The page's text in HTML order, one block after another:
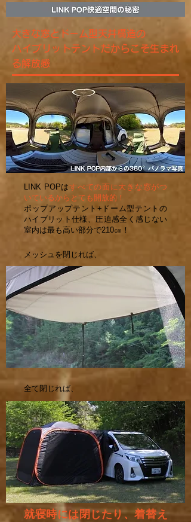
大きな窓とドーム型天井構造の
ハイブリットテントだからこそ生まれ
る解放感
LINK POPはすべての面に大きな窓がつ
いているからとても開放的！
ポップアップテント+ドーム型テントの
ハイブリット仕様、圧迫感全く感じない
室内は最も高い部分で210㎝！
メッシュを閉じれば、
全て閉じれば、
就寝時には閉じたり、着替え